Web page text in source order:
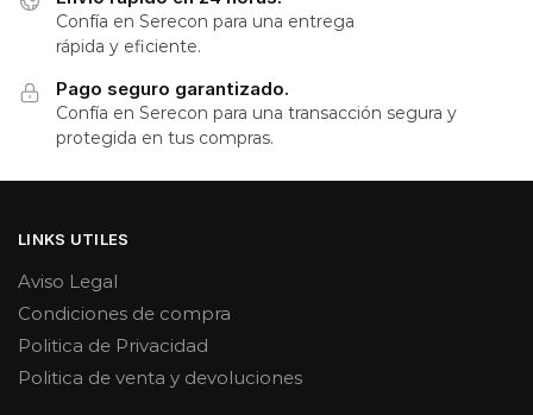
Confía en Serecon para una entrega
rápida y eficiente.
Pago seguro garantizado.
Confía en Serecon para una transacción segura y
protegida en tus compras.
LINKS UTILES
Aviso Legal
Condiciones de compra
Politica de Privacidad
Politica de venta y devoluciones